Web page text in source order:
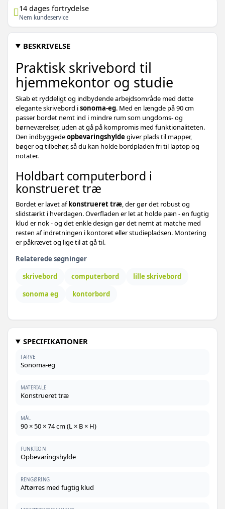
14 dages fortrydelse
Nem kundeservice
BESKRIVELSE
Praktisk skrivebord til
hjemmekontor og studie
Skab et ryddeligt og indbydende arbejdsområde med dette
elegante skrivebord isonoma-eg. Med en længde på 90 cm
passer bordet nemt ind i mindre rum som ungdoms- og
børneværelser, uden at gå på kompromis med funktionaliteten.
Den indbyggedeopbevaringshyldegiver plads til mapper,
bøger og tilbehør, så du kan holde bordpladen fri til laptop og
notater.
Holdbart computerbord i
konstrueret træ
Bordet er lavet afkonstrueret træ, der gør det robust og
slidstærkt i hverdagen. Overfladen er let at holde pæn - en fugtig
klud er nok - og det enkle design gør det nemt at matche med
resten af indretningen i kontoret eller studiepladsen. Montering
er påkrævet og lige til at gå til.
Relaterede søgninger
skrivebord
computerbord
lille skrivebord
sonoma eg
kontorbord
SPECIFIKATIONER
FARVE
Sonoma-eg
MATERIALE
Konstrueret træ
MÅL
90 × 50 × 74 cm (L × B × H)
FUNKTION
Opbevaringshylde
RENGØRING
Aftørres med fugtig klud